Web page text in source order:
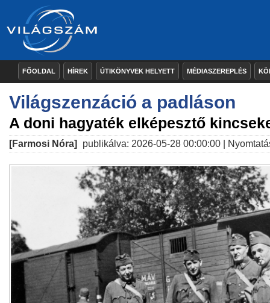
FŐOLDAL HÍREK ÚTIKÖNYVEK HELYETT MÉDIASZEREPLÉS
​Világszenzáció a padláson
A doni hagyaték elképesztő
[Farmosi Nóra] publikálva: 2026-05-28 00:00:00 |